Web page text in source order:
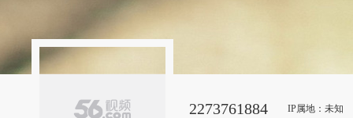
2273761884 IP属地：未知